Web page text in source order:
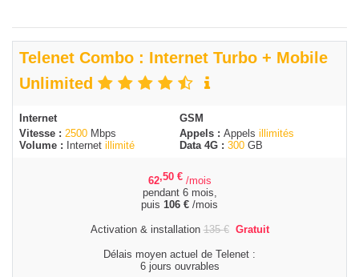
Telenet Combo : Internet Turbo + Mobile
Unlimited
Internet
Vitesse : 2500 Mbps
Volume : Internet illimité
GSM
Appels : Appels illimités
Data 4G : 300 GB
62,50 € /mois
pendant 6 mois,
puis 106 € /mois
Activation & installation135€ Gratuit
Délais moyen actuel de Telenet :
6 jours ouvrables